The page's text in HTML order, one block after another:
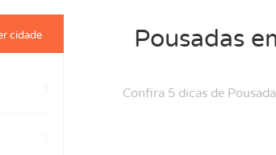
Pousadas
Confira 5 dicas de